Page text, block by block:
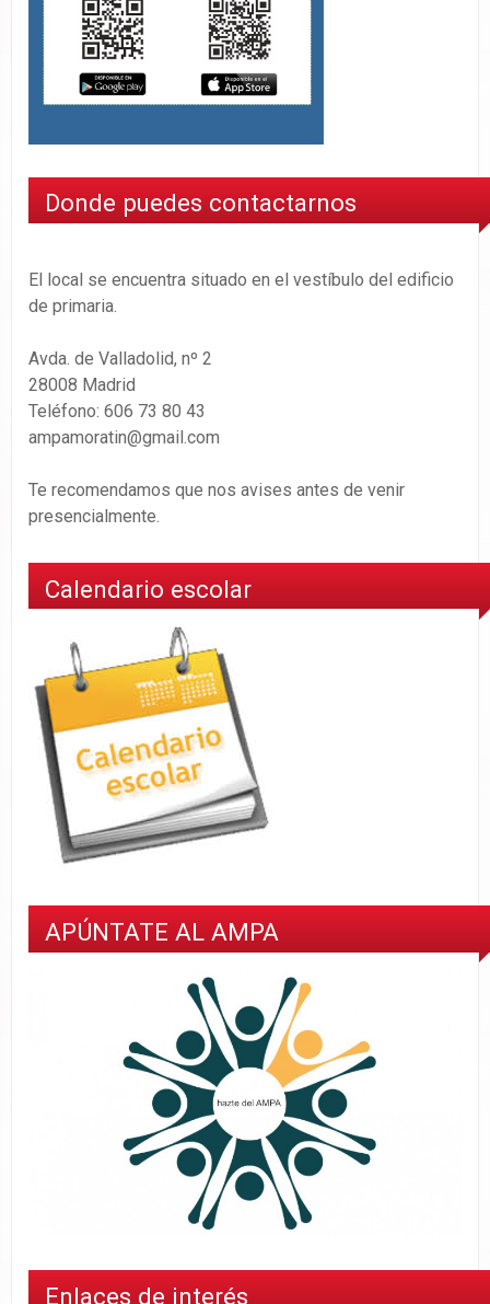
Donde puedes contactarnos
El local se encuentra situado en el vestíbulo del edificio
de primaria.
Avda. de Valladolid, nº 2
28008 Madrid
Teléfono: 606 73 80 43
ampamoratin@gmail.com
Te recomendamos que nos avises antes de venir
presencialmente.
Calendario escolar
APÚNTATE AL AMPA
Enlaces de interés